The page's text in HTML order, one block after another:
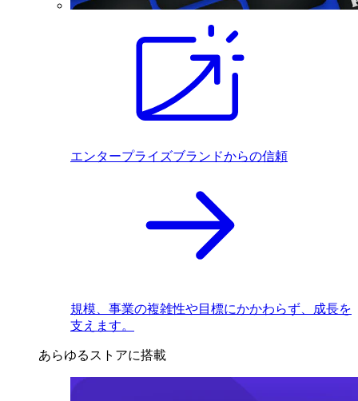
エンタープライズブランドからの信頼
規模、事業の複雑性や目標にかかわらず、成長を
支えます。
あらゆるストアに搭載